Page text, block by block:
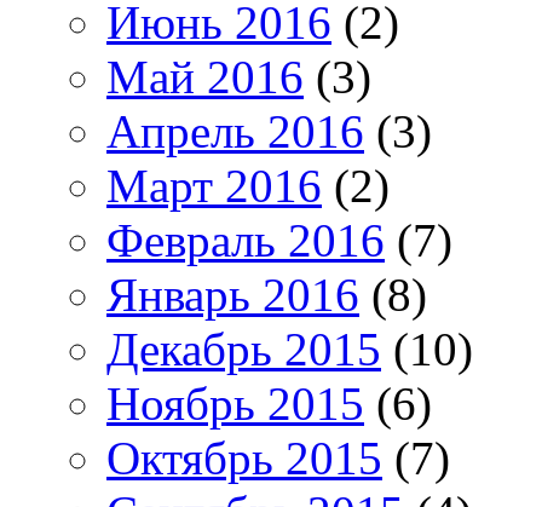
Июнь 2016 (2)
Май 2016 (3)
Апрель 2016 (3)
Март 2016 (2)
Февраль 2016 (7)
Январь 2016 (8)
Декабрь 2015 (10)
Ноябрь 2015 (6)
Октябрь 2015 (7)